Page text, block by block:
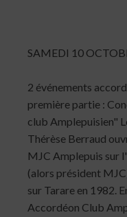
SAMEDI 10
2 événements
première partie :
club Amplepuisien"
Thérèse Berraud
MJC Amplepuis sur
(alors président
sur Tarare en 1982.
Accordéon Club